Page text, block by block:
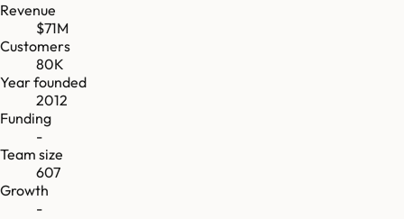
Revenue
$71M
Customers
80K
Year founded
2012
Funding
-
Team size
607
Growth
-